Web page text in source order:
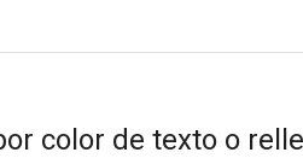
color de texto o